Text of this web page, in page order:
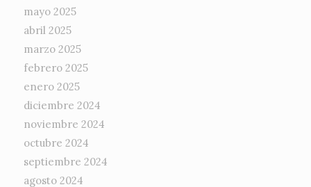
mayo 2025
abril 2025
marzo 2025
febrero 2025
enero 2025
diciembre 2024
noviembre 2024
octubre 2024
septiembre 2024
agosto 2024